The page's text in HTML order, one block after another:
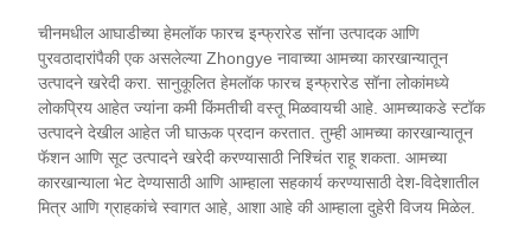
चीनमधील आघाडीच्या हेमलॉक फारच इन्फ्रारेड सॉना उत्पादक आणि
पुरवठादारांपैकी एक असलेल्या Zhongye नावाच्या आमच्या कारखान्यातून
उत्पादने खरेदी करा. सानुकूलित हेमलॉक फारच इन्फ्रारेड सॉना लोकांमध्ये
लोकप्रिय आहेत ज्यांना कमी किंमतीची वस्तू मिळवायची आहे. आमच्याकडे स्टॉक
उत्पादने देखील आहेत जी घाऊक प्रदान करतात. तुम्ही आमच्या कारखान्यातून
फॅशन आणि सूट उत्पादने खरेदी करण्यासाठी निश्चिंत राहू शकता. आमच्या
कारखान्याला भेट देण्यासाठी आणि आम्हाला सहकार्य करण्यासाठी देश-विदेशातील
मित्र आणि ग्राहकांचे स्वागत आहे, आशा आहे की आम्हाला दुहेरी विजय मिळेल.